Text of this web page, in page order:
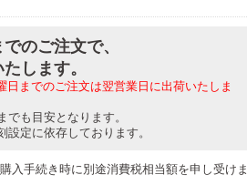
のご注文で、
します。
日までのご注文は翌営業日に出荷いたしま
も目安となります。
定に依存しております。
入手続き時に別途消費税相当額を申し受けま